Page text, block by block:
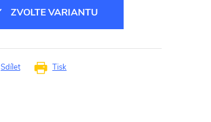
ZVOLTE VARIANTU
Tisk
Sdílet